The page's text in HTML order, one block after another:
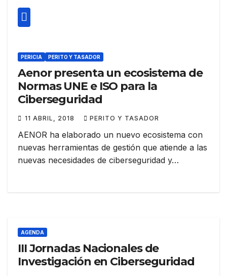
PERICIA PERITO Y TASADOR
Aenor presenta un ecosistema de
Normas UNE e ISO para la
Ciberseguridad
11 ABRIL, 2018 PERITO Y TASADOR
AENOR ha elaborado un nuevo ecosistema con
nuevas herramientas de gestión que atiende a las
nuevas necesidades de ciberseguridad y…
AGENDA
III Jornadas Nacionales de
Investigación en Ciberseguridad